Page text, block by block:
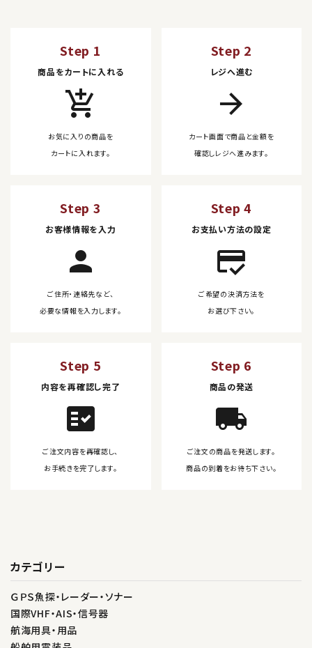
Step 1
商品をカートに入れる
add_shopping_cart
お気に入りの商品を
カートに入れます。
Step 2
レジへ進む
arrow_forward
カート画面で商品と金額を
確認しレジへ進みます。
Step 3
お客様情報を入力
person
ご住所・連絡先など、
必要な情報を入力します。
Step 4
お支払い方法の設定
credit_score
ご希望の決済方法を
お選び下さい。
Step 5
内容を再確認し完了
fact_check
ご注文内容を再確認し、
お手続きを完了します。
Step 6
商品の発送
local_shipping
ご注文の商品を発送します。
商品の到着をお待ち下さい。
カテゴリー
ＧＰＳ魚探・レーダー・ソナー
国際VHF・AIS・信号器
航海用具・用品